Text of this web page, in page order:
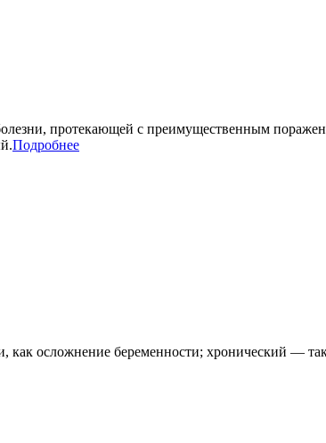
протекающей с преимущественным
Подробнее
осложнение беременности; хронический —